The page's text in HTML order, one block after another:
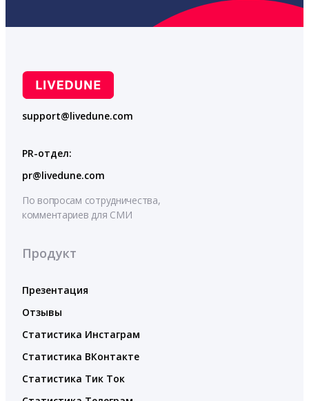
support@livedune.com
PR-отдел:
pr@livedune.com
По вопросам сотрудничества,
комментариев для СМИ
Продукт
Презентация
Отзывы
Статистика Инстаграм
Статистика ВКонтакте
Статистика Тик Ток